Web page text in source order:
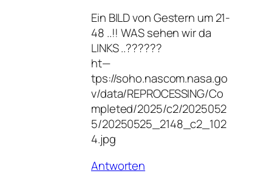
Ein BILD von Gestern um 21-
48 ..!! WAS sehen wir da
LINKS ..??????
ht—
tps://soho.nascom.nasa.go
v/data/REPROCESSING/Co
mpleted/2025/c2/2025052
5/20250525_2148_c2_102
4.jpg
Antworten